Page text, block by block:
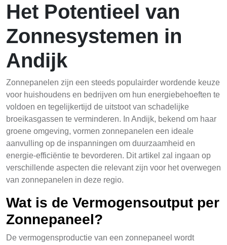
Het Potentieel van
Zonnesystemen in
Andijk
Zonnepanelen zijn een steeds populairder wordende keuze
voor huishoudens en bedrijven om hun energiebehoeften te
voldoen en tegelijkertijd de uitstoot van schadelijke
broeikasgassen te verminderen. In Andijk, bekend om haar
groene omgeving, vormen zonnepanelen een ideale
aanvulling op de inspanningen om duurzaamheid en
energie-efficiëntie te bevorderen. Dit artikel zal ingaan op
verschillende aspecten die relevant zijn voor het overwegen
van zonnepanelen in deze regio.
Wat is de Vermogensoutput per
Zonnepaneel?
De vermogensproductie van een zonnepaneel wordt